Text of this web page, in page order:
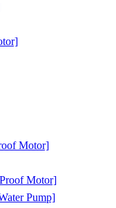
Motor]
Motor]
Pump]